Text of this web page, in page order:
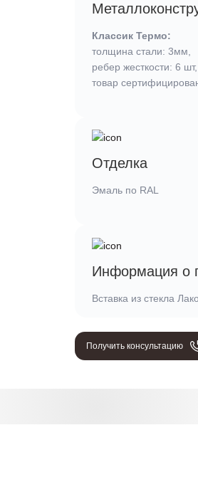
Классик Термо:
толщина стали: 3мм,
ребер жесткости: 6 шт,
товар
Отделка
Эмаль по RAL
Информация о
Вставка из стекла
Получить консультацию